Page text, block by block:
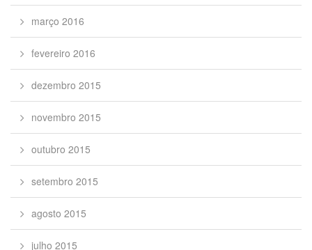
março 2016
fevereiro 2016
dezembro 2015
novembro 2015
outubro 2015
setembro 2015
agosto 2015
julho 2015